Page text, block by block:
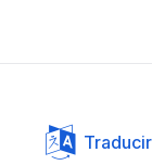
Traducir